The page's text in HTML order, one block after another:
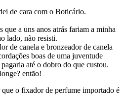
de cara com o Boticário.
que a uns anos atrás fariam a minha
lado, não resisti.
de canela e bronzeador de canela
boas de uma juventude
até o dobro do que custou.
então!
o fixador de perfume importado é